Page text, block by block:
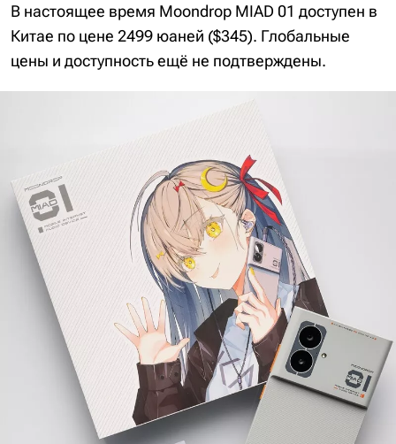
В настоящее время Moondrop MIAD 01 доступен в
Китае по цене 2499 юаней ($345). Глобальные
цены и доступность ещё не подтверждены.